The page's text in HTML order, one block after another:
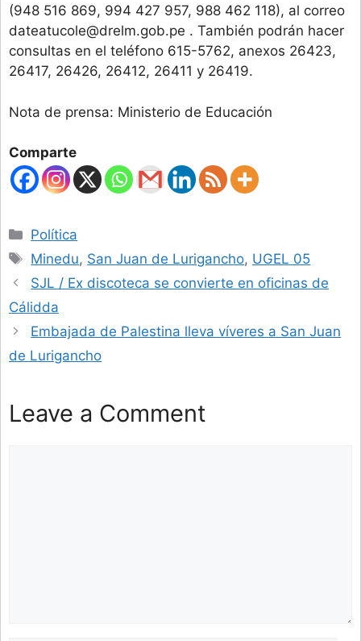
(948 516 869, 994 427 957, 988 462 118), al correo
dateatucole@drelm.gob.pe . También podrán hacer
consultas en el teléfono 615-5762, anexos 26423,
26417, 26426, 26412, 26411 y 26419.
Nota de prensa: Ministerio de Educación
Comparte
Categories
Política
Tags
Minedu, San Juan de Lurigancho, UGEL 05
SJL / Ex discoteca se convierte en oficinas de
Cálidda
Embajada de Palestina lleva víveres a San Juan
de Lurigancho
Leave a Comment